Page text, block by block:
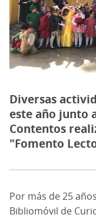
Diversas
este año junto
Contentos
"Fomento
Por más de 25
Bibliomóvil de